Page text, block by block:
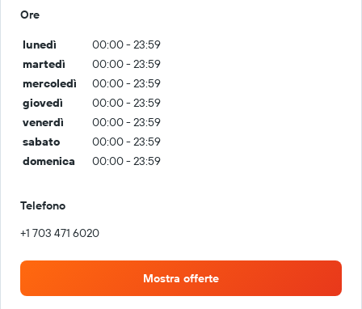
Ore
lunedì
00:00 - 23:59
martedì
00:00 - 23:59
mercoledì
00:00 - 23:59
giovedì
00:00 - 23:59
venerdì
00:00 - 23:59
sabato
00:00 - 23:59
domenica
00:00 - 23:59
Telefono
+1 703 471 6020
Mostra offerte